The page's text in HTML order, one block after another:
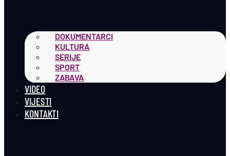
DOKUMENTARCI
KULTURA
SERIJE
SPORT
ZABAVA
VIDEO
VIJESTI
KONTAKTI